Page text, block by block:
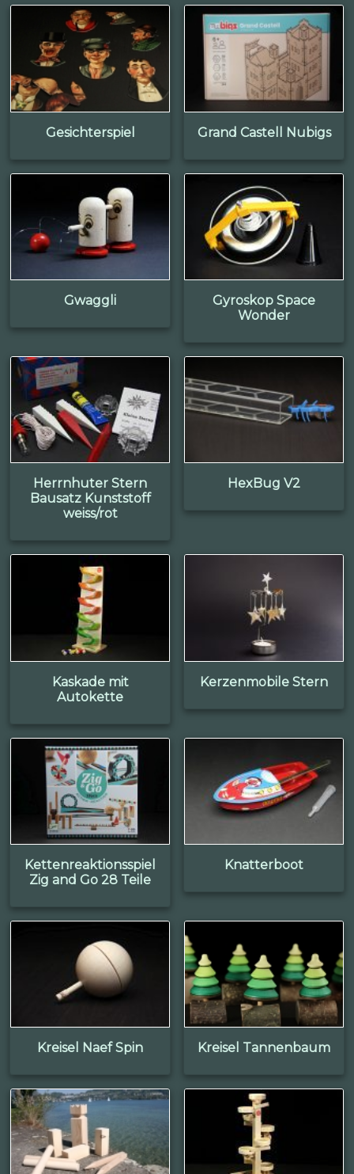
Gesichterspiel Grand Castell Nubigs
Gwaggli
Gyroskop Space
Wonder
Herrnhuter Stern
Bausatz Kunststoff
weiss/rot
HexBug V2
Kaskade mit
Autokette
Kerzenmobile Stern
Kettenreaktionsspiel
Zig and Go 28 Teile
Knatterboot
Kreisel Naef Spin Kreisel Tannenbaum